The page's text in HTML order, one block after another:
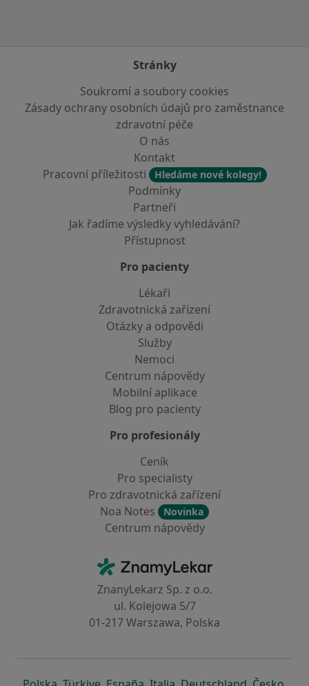
Stránky
Soukromí a soubory cookies
Zásady ochrany osobních údajů pro zaměstnance
zdravotní péče
O nás
Kontakt
Pracovní příležitosti
Hledáme nové kolegy!
Podmínky
Partneři
Jak řadíme výsledky vyhledávání?
Přístupnost
Pro pacienty
Lékaři
Zdravotnická zařízení
Otázky a odpovědi
Služby
Nemoci
Centrum nápovědy
Mobilní aplikace
Blog pro pacienty
Pro profesionály
Ceník
Pro specialisty
Pro zdravotnická zařízení
Noa Notes
Novinka
Centrum nápovědy
ZnamyLekar - Hlavní stránka
ZnanyLekarz Sp. z o.o.
ul. Kolejowa 5/7
01-217 Warszawa, Polska